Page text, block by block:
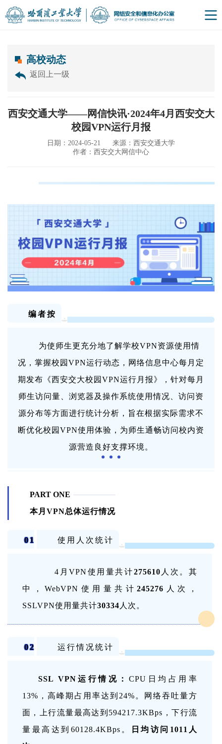
高校动态
返回上一级
西安交通大学——网信快讯·2024年4月西安交大
校园VPN运行月报
日期：2024-05-21
来源：西安交通大学
作者：西安交大网信中心
编者按
为使师生更充分地了解学校VPN资源使用情
况，掌握校园VPN运行动态，网络信息中心每月定
期发布《西安交大校园VPN运行月报》，针对每月
师生访问量、浏览器及操作系统使用情况、访问资
源分布等方面进行统计分析，旨在根据实际需求不
断优化校园VPN使用体验，为师生通畅访问校内资
源营造良好支撑环境。
PART ONE
本月VPN总体运行情况
01 使用人次统计
4 月VPN使用量共计275610 人次。其
中，WebVPN使用量共计245276 人次，
SSLVPN使用量共计30334人次。
02 运行情况统计
SSL VPN运行情况：CPU日均占用率
13%，高峰期占用率达到24%。网络吞吐量方
面，上行流量最高达到594217.3KBps，下行流
量最高达到60128.4KBps。
日均访问1011人